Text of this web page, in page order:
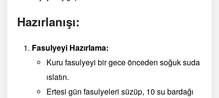
Hazırlanışı:
Fasulyeyi Hazırlama:
Kuru fasulyeyi bir gece önceden soğuk suda
ıslatın.
Ertesi gün fasulyeleri süzüp, 10 su bardağı